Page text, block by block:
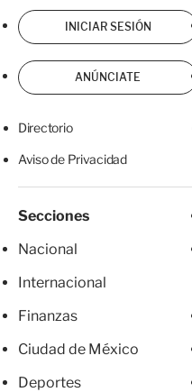
INICIAR SESIÓN
ANÚNCIATE
Directorio
Aviso de Privacidad
Secciones
Nacional
Internacional
Finanzas
Ciudad de México
Deportes